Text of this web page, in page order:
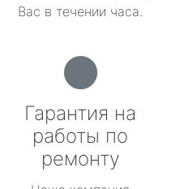
Вас в течении часа.
Гарантия на
работы по
ремонту